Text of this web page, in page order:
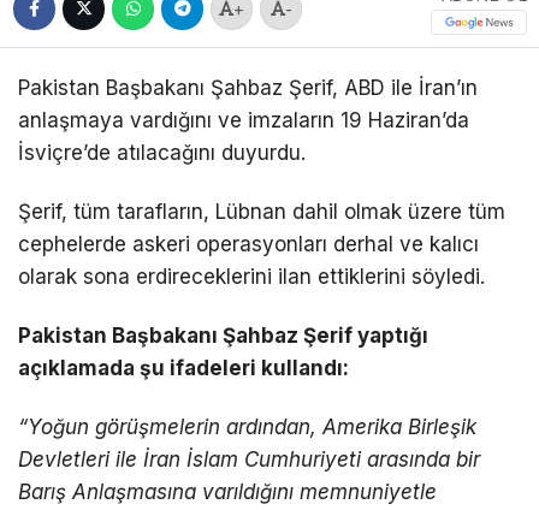
+ -
Pakistan Başbakanı Şahbaz Şerif, ABD ile İran’ın
anlaşmaya vardığını ve imzaların 19 Haziran’da
İsviçre’de atılacağını duyurdu.
Şerif, tüm tarafların, Lübnan dahil olmak üzere tüm
cephelerde askeri operasyonları derhal ve kalıcı
olarak sona erdireceklerini ilan ettiklerini söyledi.
Pakistan Başbakanı Şahbaz Şerif yaptığı
açıklamada şu ifadeleri kullandı:
“Yoğun görüşmelerin ardından, Amerika Birleşik
Devletleri ile İran İslam Cumhuriyeti arasında bir
Barış Anlaşmasına varıldığını memnuniyetle